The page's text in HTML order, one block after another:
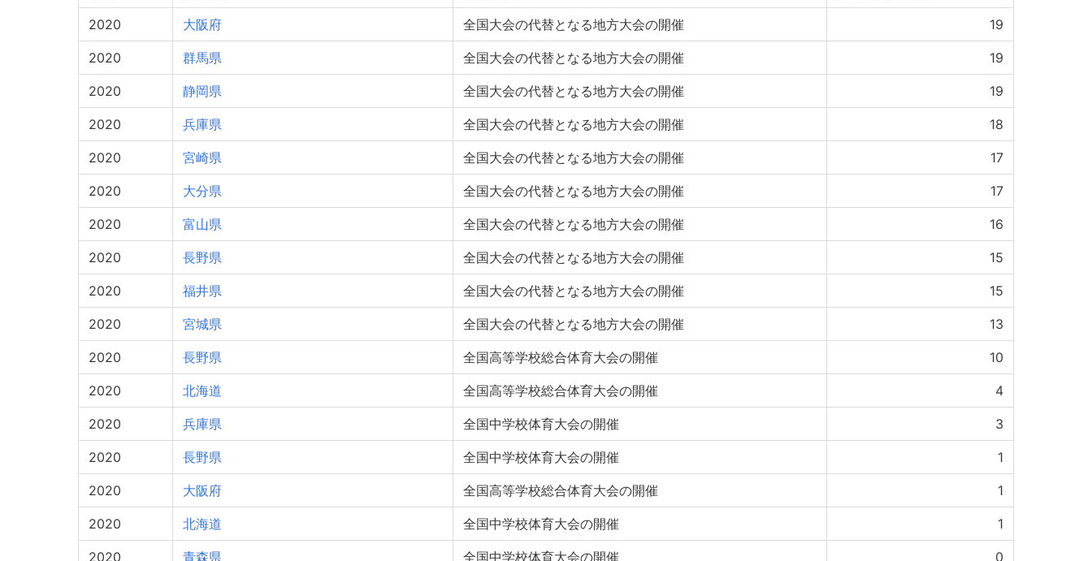
2020 大阪府 全国大会の代替となる地方大会の開催 19
2020 群馬県 全国大会の代替となる地方大会の開催 19
2020 静岡県 全国大会の代替となる地方大会の開催 19
2020 兵庫県 全国大会の代替となる地方大会の開催 18
2020 宮崎県 全国大会の代替となる地方大会の開催 17
2020 大分県 全国大会の代替となる地方大会の開催 17
2020 富山県 全国大会の代替となる地方大会の開催 16
2020 長野県 全国大会の代替となる地方大会の開催 15
2020 福井県 全国大会の代替となる地方大会の開催 15
2020 宮城県 全国大会の代替となる地方大会の開催 13
2020 長野県 全国高等学校総合体育大会の開催 10
2020 北海道 全国高等学校総合体育大会の開催 4
2020 兵庫県 全国中学校体育大会の開催 3
2020 長野県 全国中学校体育大会の開催 1
2020 大阪府 全国高等学校総合体育大会の開催 1
2020 北海道 全国中学校体育大会の開催 1
2020 青森県 全国中学校体育大会の開催 0